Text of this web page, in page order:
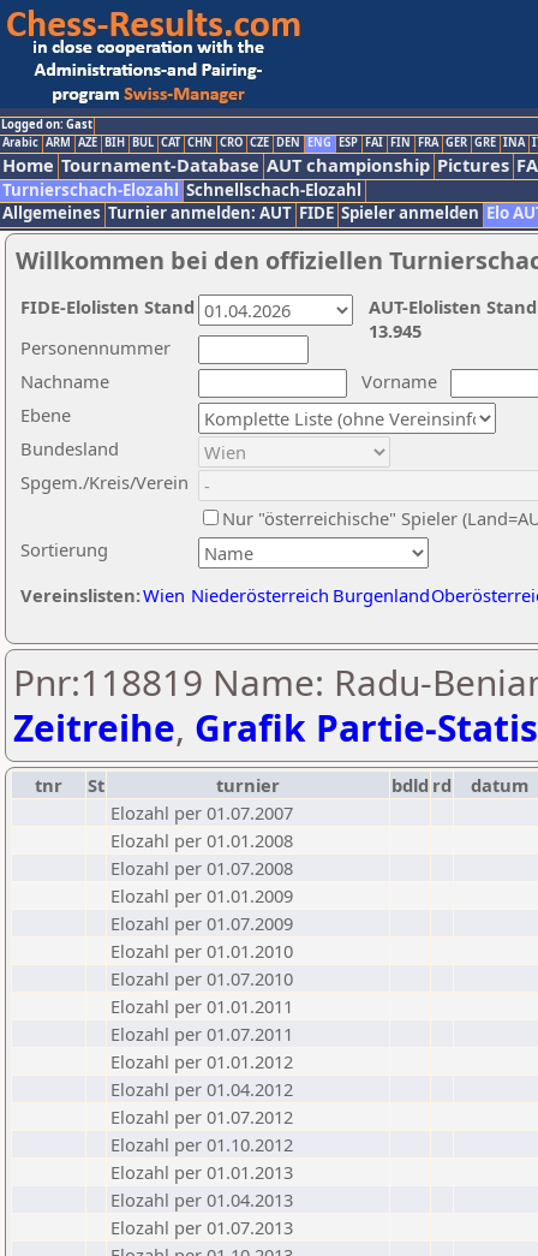
Logged on: Gast
Arabic ARM AZE BIH BUL CAT CHN CRO CZE DEN ENG ESP FAI FIN FRA GER GRE INA
Home Tournament-Database AUT championship Pictures
Turnierschach-Elozahl Schnellschach-Elozahl
Allgemeines Turnier anmelden: AUT FIDE Spieler anmelden Elo
Willkommen bei den offiziellen
Nachname
Vorname
Ebene
Sortierung
Personennummer
Bundesland
Spgem./Kreis/Verein
Nur "österreichische" Spieler
Vereinslisten:Wien Niederösterreich Burgenland
AUT-Elolisten
13.945
FIDE-Elolisten Stand
Pnr:118819 Name: Radu-
Zeitreihe, Grafik Partie-
tnr St turnier bdld rd
datum
Elozahl per 01.07.2007
Elozahl per 01.01.2008
Elozahl per 01.07.2008
Elozahl per 01.01.2009
Elozahl per 01.07.2009
Elozahl per 01.01.2010
Elozahl per 01.07.2010
Elozahl per 01.01.2011
Elozahl per 01.07.2011
Elozahl per 01.01.2012
Elozahl per 01.04.2012
Elozahl per 01.07.2012
Elozahl per 01.10.2012
Elozahl per 01.01.2013
Elozahl per 01.04.2013
Elozahl per 01.07.2013